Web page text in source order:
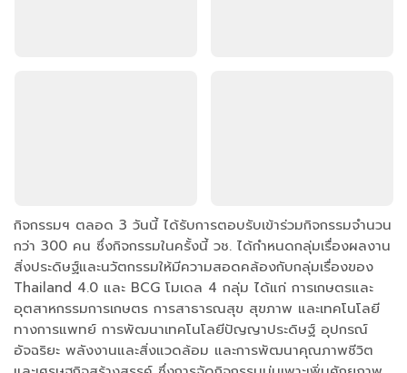
กิจกรรมฯ ตลอด 3 วันนี้ ได้รับการตอบรับเข้าร่วมกิจกรรมจำนวน
กว่า 300 คน ซึ่งกิจกรรมในครั้งนี้ วช. ได้กำหนดกลุ่มเรื่องผลงาน
สิ่งประดิษฐ์และนวัตกรรมให้มีความสอดคล้องกับกลุ่มเรื่องของ
Thailand 4.0 และ BCG โมเดล 4 กลุ่ม ได้แก่ การเกษตรและ
อุตสาหกรรมการเกษตร การสาธารณสุข สุขภาพ และเทคโนโลยี
ทางการแพทย์ การพัฒนาเทคโนโลยีปัญญาประดิษฐ์ อุปกรณ์
อัจฉริยะ พลังงานและสิ่งแวดล้อม และการพัฒนาคุณภาพชีวิต